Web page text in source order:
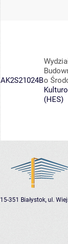
AK2S21024Bo
(HES)
15-351 Białystok, ul.